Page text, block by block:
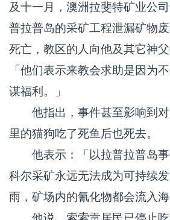
及十一月，澳洲拉斐特矿业公
普拉普岛的采矿工程泄漏矿物
死亡，教区的人向他及其它神
「他们表示来教会求助是因为
谋福利。」
他指出，事件甚至影响到对
里的猫狗吃了死鱼后也死去。
他表示：「以拉普拉普岛事
科尔采矿永远无法成为可持续
雨，矿场内的氰化物都会流入海